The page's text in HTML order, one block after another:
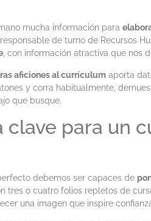
mucha información para
de turno de Recursos
, con información atractiva que nos
aficiones al currículum aporta
y corra habitualmente,
que busque.
clave para un
debemos ser capaces de
tres o cuatro folios repletos de
una imagen que inspire